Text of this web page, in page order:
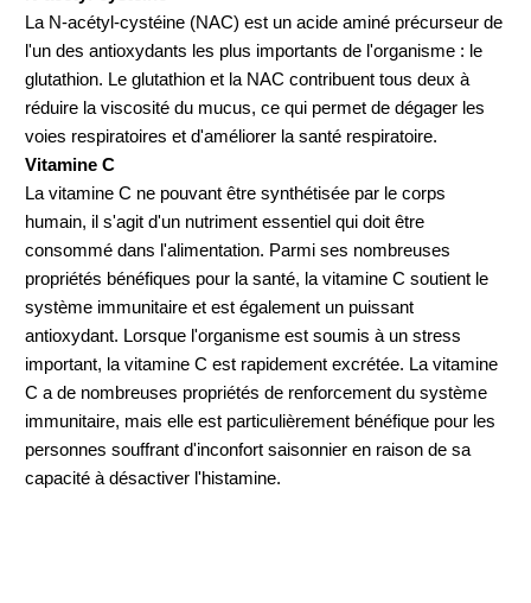
La N-acétyl-cystéine (NAC) est un acide aminé précurseur de
l'un des antioxydants les plus importants de l'organisme : le
glutathion. Le glutathion et la NAC contribuent tous deux à
réduire la viscosité du mucus, ce qui permet de dégager les
voies respiratoires et d'améliorer la santé respiratoire.
Vitamine C
La vitamine C ne pouvant être synthétisée par le corps
humain, il s'agit d'un nutriment essentiel qui doit être
consommé dans l'alimentation. Parmi ses nombreuses
propriétés bénéfiques pour la santé, la vitamine C soutient le
système immunitaire et est également un puissant
antioxydant. Lorsque l'organisme est soumis à un stress
important, la vitamine C est rapidement excrétée. La vitamine
C a de nombreuses propriétés de renforcement du système
immunitaire, mais elle est particulièrement bénéfique pour les
personnes souffrant d'inconfort saisonnier en raison de sa
capacité à désactiver l'histamine.